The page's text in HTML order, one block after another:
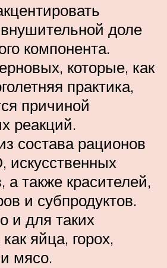
доле
компонента.
которые, как
практика,
причиной
реакций.
состава рационов
искусственных
а также красителей,
и субпродуктов.
и для таких
яйца, горох,
мясо.